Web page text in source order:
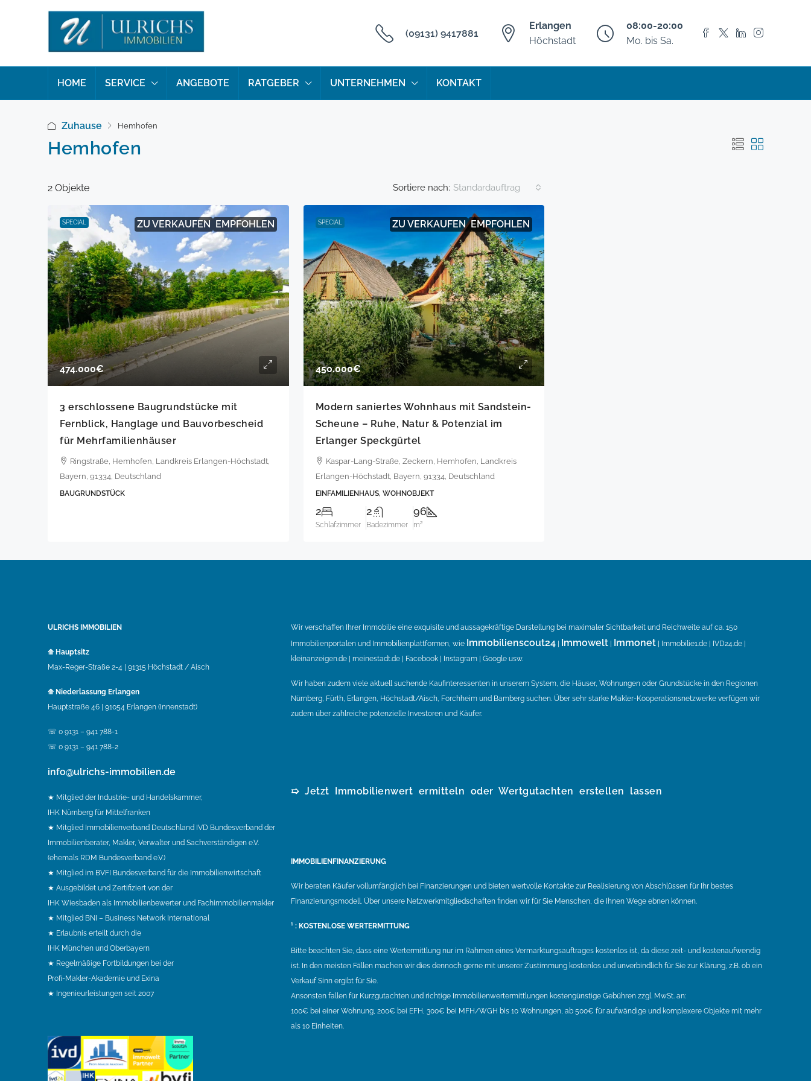
(09131) 9417881
Erlangen
Höchstadt
08:00-20:00
Mo. bis Sa.
HOME SERVICE ANGEBOTE RATGEBER UNTERNEHMEN KONTAKT
Zuhause Hemhofen
Hemhofen
2 Objekte Sortiere nach: Standardauftrag
SPECIAL ZU VERKAUFEN EMPFOHLEN
474.000€
3 erschlossene Baugrundstücke mit
Fernblick, Hanglage und Bauvorbescheid
für Mehrfamilienhäuser
Ringstraße, Hemhofen, Landkreis Erlangen-Höchstadt,
Bayern, 91334, Deutschland
BAUGRUNDSTÜCK
SPECIAL ZU VERKAUFEN EMPFOHLEN
450.000€
Modern saniertes Wohnhaus mit Sandstein-
Scheune – Ruhe, Natur & Potenzial im
Erlanger Speckgürtel
Kaspar-Lang-Straße, Zeckern, Hemhofen, Landkreis
Erlangen-Höchstadt, Bayern, 91334, Deutschland
EINFAMILIENHAUS, WOHNOBJEKT
2
Schlafzimmer
2
Badezimmer
96
m²
ULRICHS IMMOBILIEN
⟰ Hauptsitz
Max-Reger-Straße 2-4 | 91315 Höchstadt / Aisch
⟰ Niederlassung Erlangen
Hauptstraße 46 | 91054 Erlangen (Innenstadt)
☏ 0 9131 – 941 788-1
☏ 0 9131 – 941 788-2
info@ulrichs-immobilien.de
★ Mitglied der Industrie- und Handelskammer,
IHK Nürnberg für Mittelfranken
★ Mitglied Immobilienverband Deutschland IVD Bundesverband der
Immobilienberater, Makler, Verwalter und Sachverständigen e.V.
(ehemals RDM Bundesverband e.V.)
★ Mitglied im BVFI Bundesverband für die Immobilienwirtschaft
★ Ausgebildet und Zertifiziert von der
IHK Wiesbaden als Immobilienbewerter und Fachimmobilienmakler
★ Mitglied BNI – Business Network International
★ Erlaubnis erteilt durch die
IHK München und Oberbayern
★ Regelmäßige Fortbildungen bei der
Profi-Makler-Akademie und Exina
★ Ingenieurleistungen seit 2007
Wir verschaffen Ihrer Immobilie eine exquisite und aussagekräftige Darstellung bei maximaler Sichtbarkeit und Reichweite auf ca. 150
Immobilienportalen und Immobilienplattformen, wie Immobilienscout24 | Immowelt | Immonet | Immobilie1.de | IVD24.de |
kleinanzeigen.de | meinestadt.de | Facebook | Instagram | Google usw.
Wir haben zudem viele aktuell suchende Kaufinteressenten in unserem System, die Häuser, Wohnungen oder Grundstücke in den Regionen
Nürnberg, Fürth, Erlangen, Höchstadt/Aisch, Forchheim und Bamberg suchen. Über sehr starke Makler-Kooperationsnetzwerke verfügen wir
zudem über zahlreiche potenzielle Investoren und Käufer.
➯ Jetzt Immobilienwert ermitteln oder Wertgutachten erstellen lassen
IMMOBILIENFINANZIERUNG
Wir beraten Käufer vollumfänglich bei Finanzierungen und bieten wertvolle Kontakte zur Realisierung von Abschlüssen für Ihr bestes
Finanzierungsmodell. Über unsere Netzwerkmitgliedschaften finden wir für Sie Menschen, die Ihnen Wege ebnen können.
¹ : KOSTENLOSE WERTERMITTUNG
Bitte beachten Sie, dass eine Wertermittlung nur im Rahmen eines Vermarktungsauftrages kostenlos ist, da diese zeit- und kostenaufwendig
ist. In den meisten Fällen machen wir dies dennoch gerne mit unserer Zustimmung kostenlos und unverbindlich für Sie zur Klärung, z.B. ob ein
Verkauf Sinn ergibt für Sie.
Ansonsten fallen für Kurzgutachten und richtige Immobilienwertermittlungen kostengünstige Gebühren zzgl. MwSt. an:
100€ bei einer Wohnung, 200€ bei EFH, 300€ bei MFH/WGH bis 10 Wohnungen, ab 500€ für aufwändige und komplexere Objekte mit mehr
als 10 Einheiten.